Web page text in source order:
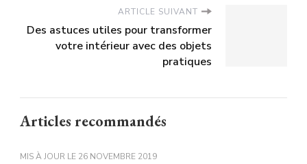
ARTICLE SUIVANT
Des astuces utiles pour transformer
votre intérieur avec des objets
pratiques
Articles recommandés
MIS À JOUR LE 26 NOVEMBRE 2019